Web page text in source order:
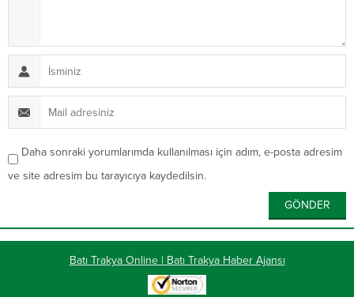
Daha sonraki yorumlarımda kullanılması için adım, e-posta adresim
ve site adresim bu tarayıcıya kaydedilsin.
Batı Trakya Online | Batı Trakya Haber Ajansı